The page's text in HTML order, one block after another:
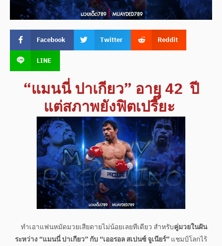
Facebook Twitter
Reddit
LINE
“แมนนี่ ปาเกียว” อายุ 42 ปี
แต่สภาพยังฟิตเปรี๊ยะ
ทำเอาแฟนหมัดมวยเสียดายไม่น้อยเลยทีเดียว สำหรับคู่มวยในฝัน
ระหว่าง “แมนนี่ ปาเกียว” กับ “เออรอล สเปนซ์ จูเนียร์”แชมป์โลกไร้